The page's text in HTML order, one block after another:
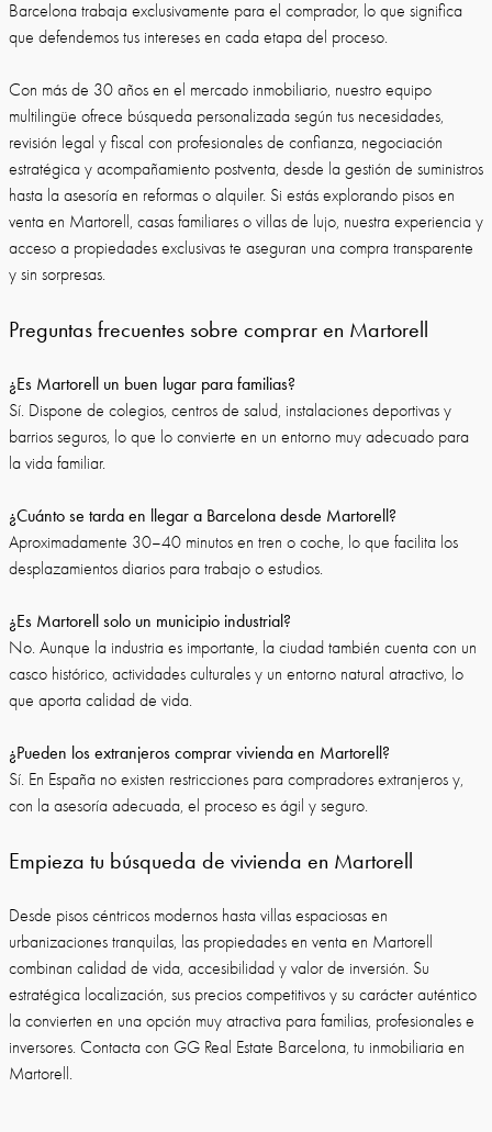
Barcelona trabaja exclusivamente para el comprador, lo que significa
que defendemos tus intereses en cada etapa del proceso.
Con más de 30 años en el mercado inmobiliario, nuestro equipo
multilingüe ofrece búsqueda personalizada según tus necesidades,
revisión legal y fiscal con profesionales de confianza, negociación
estratégica y acompañamiento postventa, desde la gestión de suministros
hasta la asesoría en reformas o alquiler. Si estás explorando pisos en
venta en Martorell, casas familiares o villas de lujo, nuestra experiencia y
acceso a propiedades exclusivas te aseguran una compra transparente
y sin sorpresas.
Preguntas frecuentes sobre comprar en Martorell
¿Es Martorell un buen lugar para familias?
Sí. Dispone de colegios, centros de salud, instalaciones deportivas y
barrios seguros, lo que lo convierte en un entorno muy adecuado para
la vida familiar.
¿Cuánto se tarda en llegar a Barcelona desde Martorell?
Aproximadamente 30–40 minutos en tren o coche, lo que facilita los
desplazamientos diarios para trabajo o estudios.
¿Es Martorell solo un municipio industrial?
No. Aunque la industria es importante, la ciudad también cuenta con un
casco histórico, actividades culturales y un entorno natural atractivo, lo
que aporta calidad de vida.
¿Pueden los extranjeros comprar vivienda en Martorell?
Sí. En España no existen restricciones para compradores extranjeros y,
con la asesoría adecuada, el proceso es ágil y seguro.
Empieza tu búsqueda de vivienda en Martorell
Desde pisos céntricos modernos hasta villas espaciosas en
urbanizaciones tranquilas, las propiedades en venta en Martorell
combinan calidad de vida, accesibilidad y valor de inversión. Su
estratégica localización, sus precios competitivos y su carácter auténtico
la convierten en una opción muy atractiva para familias, profesionales e
inversores. Contacta con GG Real Estate Barcelona, tu inmobiliaria en
Martorell.